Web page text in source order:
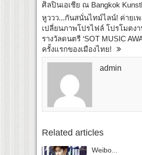
ศิลปินเอเชีย ณ Bangkok
หูววว...กันสนั่นไทม์ไลน์! ค่ายเ
เปลี่ยนภาพโปรไฟล์ โปรโมตง
รางวัลดนตรี ‘SOT MUSIC
ครั้งแรกของเมืองไทย!
admin
Related articles
Weibo...